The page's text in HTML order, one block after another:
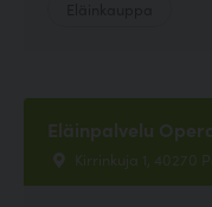
Eläinpalvelu
Kirrinkuja 1, 40270